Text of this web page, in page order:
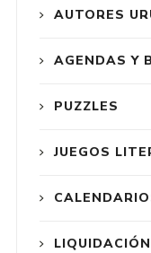
AUTORES
AGENDAS Y
PUZZLES
JUEGOS